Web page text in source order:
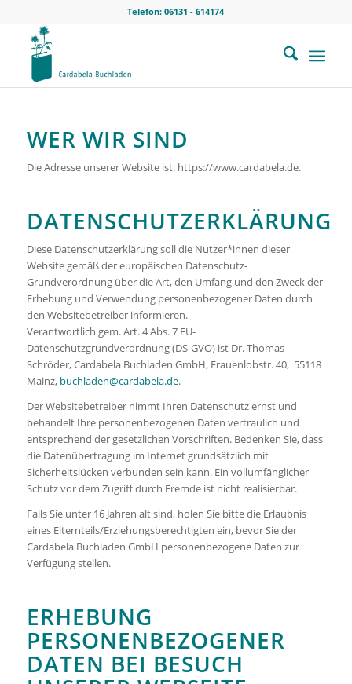
Telefon: 06131 - 614174
WER WIR SIND
Die Adresse unserer Website ist: https://www.cardabela.de.
DATENSCHUTZERKLÄRUNG
Diese Datenschutzerklärung soll die Nutzer*innen dieser
Website gemäß der europäischen Datenschutz-
Grundverordnung über die Art, den Umfang und den Zweck der
Erhebung und Verwendung personenbezogener Daten durch
den Websitebetreiber informieren.
Verantwortlich gem. Art. 4 Abs. 7 EU-
Datenschutzgrundverordnung (DS-GVO) ist Dr. Thomas
Schröder, Cardabela Buchladen GmbH, Frauenlobstr. 40, 55118
Mainz, buchladen@cardabela.de.
Der Websitebetreiber nimmt Ihren Datenschutz ernst und
behandelt Ihre personenbezogenen Daten vertraulich und
entsprechend der gesetzlichen Vorschriften. Bedenken Sie, dass
die Datenübertragung im Internet grundsätzlich mit
Sicherheitslücken verbunden sein kann. Ein vollumfänglicher
Schutz vor dem Zugriff durch Fremde ist nicht realisierbar.
Falls Sie unter 16 Jahren alt sind, holen Sie bitte die Erlaubnis
eines Elternteils/Erziehungsberechtigten ein, bevor Sie der
Cardabela Buchladen GmbH personenbezogene Daten zur
Verfügung stellen.
ERHEBUNG
PERSONENBEZOGENER
DATEN BEI BESUCH